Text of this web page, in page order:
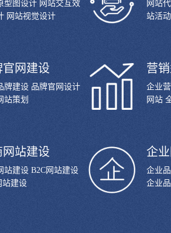
型图设计 网站交互效
网站视觉设计
网站
站活
官网建设
牌建设 品牌官网设计
站策划
营
企业
网站
网站建设
站建设 B2C网站建设
站建设
企
企业
企业